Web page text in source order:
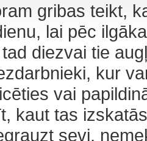
gribas teikt,
lai pēc
diezvai tie
kur
vai
kaut tas
sevi,